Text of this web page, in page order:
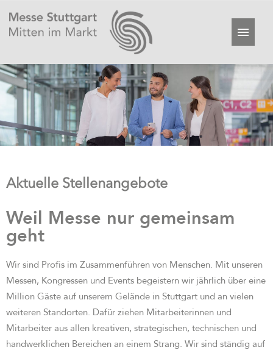
Aktuelle Stellenangebote
Weil Messe nur gemeinsam
geht
Wir sind Profis im Zusammenführen von Menschen. Mit unseren
Messen, Kongressen und Events begeistern wir jährlich über eine
Million Gäste auf unserem Gelände in Stuttgart und an vielen
weiteren Standorten. Dafür ziehen Mitarbeiterinnen und
Mitarbeiter aus allen kreativen, strategischen, technischen und
handwerklichen Bereichen an einem Strang. Wir sind ständig auf